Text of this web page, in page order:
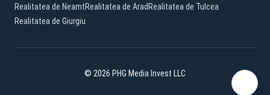
Realitatea de NeamtRealitatea de Arad Realitatea de Tulcea
Realitatea de Giurgiu
© 2026 PHG Media Invest LLC